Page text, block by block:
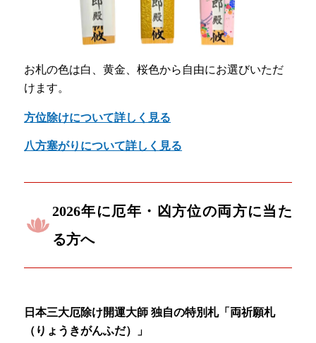
お札の色は白、黄金、桜色から自由にお選びいただ
けます。
方位除けについて詳しく見る
八方塞がりについて詳しく見る
2026年に厄年・凶方位の両方に当た
る方へ
日本三大厄除け開運大師 独自の特別札「両祈願札
（りょうきがんふだ）」